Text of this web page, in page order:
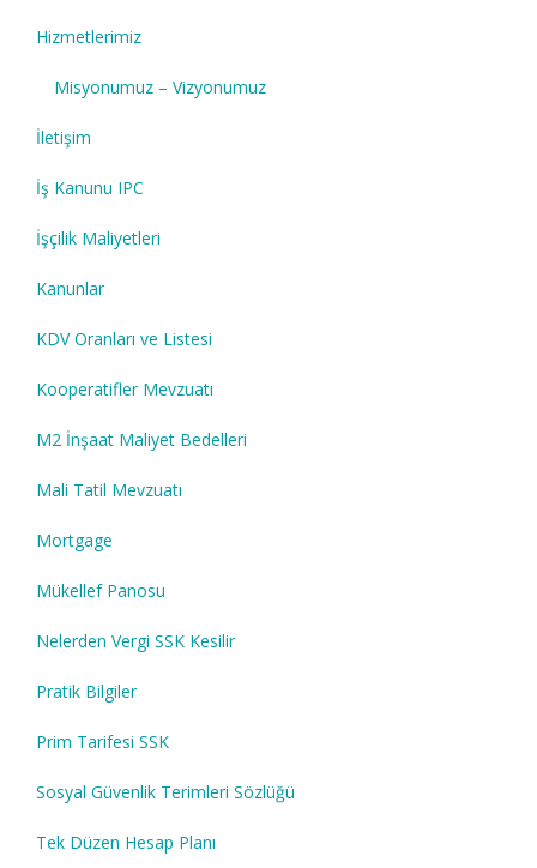
Hizmetlerimiz
Misyonumuz – Vizyonumuz
İletişim
İş Kanunu IPC
İşçilik Maliyetleri
Kanunlar
KDV Oranları ve Listesi
Kooperatifler Mevzuatı
M2 İnşaat Maliyet Bedelleri
Mali Tatil Mevzuatı
Mortgage
Mükellef Panosu
Nelerden Vergi SSK Kesilir
Pratik Bilgiler
Prim Tarifesi SSK
Sosyal Güvenlik Terimleri Sözlüğü
Tek Düzen Hesap Planı